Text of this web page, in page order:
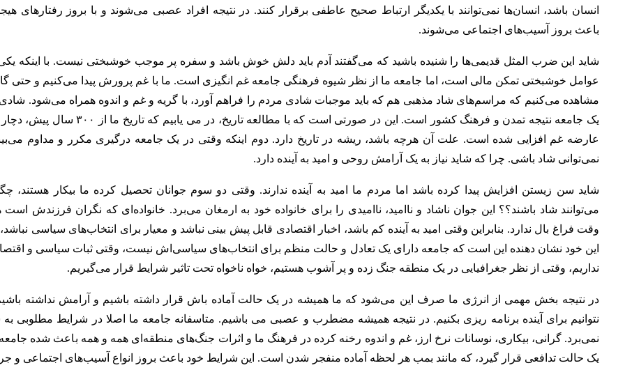
انسان باشد، انسان‌ها نمی‌توانند با یکدیگر ارتباط صحیح عاطفی برقرار کنند. در نتیجه افراد عصبی می‌شوند و با بروز رفتارهای
باعث بروز آسیب‌های اجتماعی می‌شوند.
شاید این ضرب المثل قدیمی‌ها را شنیده باشید که می‌گفتند آدم باید دلش خوش باشد و سفره پر موجب خوشبختی نیست. با اینکه یکی
عوامل خوشبختی تمکن مالی است، اما جامعه ما از نظر شیوه فرهنگی جامعه غم انگیزی است. ما با غم پرورش پیدا می‌کنیم و حتی
مشاهده می‌کنیم که مراسم‌های شاد مذهبی هم که باید موجبات شادی مردم را فراهم آورد، با گریه و غم و اندوه همراه می‌شود. شادی
یک جامعه نتیجه تمدن و فرهنگ کشور است. این در صورتی است که با مطالعه تاریخ، در می یابیم که تاریخ ما
عارضه غم افزایی شده است. علت آن هرچه باشد، ریشه در تاریخ دارد. دوم اینکه وقتی در یک جامعه درگیری مکرر و مداوم
نمی‌توانی شاد باشی. چرا که شاید نیاز به یک آرامش روحی و امید به آینده دارد.
شاید سن زیستن افزایش پیدا کرده باشد اما مردم ما امید به آینده ندارند. وقتی دو سوم جوانان تحصیل کرده ما بیکار هستند،
می‌توانند شاد باشند؟؟ این جوان ناشاد و ناامید، ناامیدی را برای خانواده خود به ارمغان می‌برد. خانواده‌ای که نگران فرزندش است
وقت فراغ بال ندارد. بنابراین وقتی امید به آینده کم باشد، اخبار اقتصادی قابل پیش بینی نباشد و معیار برای انتخاب‌های سیاسی
این خود نشان دهنده این است که جامعه دارای یک تعادل و حالت منظم برای انتخاب‌های سیاسی‌اش نیست، وقتی ثبات سیاسی و
نداریم، وقتی از نظر جغرافیایی در یک منطقه جنگ زده و پر آشوب هستیم، خواه ناخواه تحت تاثیر شرایط قرار می‌گیریم.
در نتیجه بخش مهمی از انرژی ما صرف این می‌شود که ما همیشه در یک حالت آماده باش قرار داشته باشیم و آرامش نداشته
نتوانیم برای آینده برنامه ریزی بکنیم. در نتیجه همیشه مضطرب و عصبی می باشیم. متاسفانه جامعه ما اصلا در شرایط مطلوبی به
نمی‌برد. گرانی، بیکاری، نوسانات نرخ ارز، غم و اندوه رخنه کرده در فرهنگ ما و اثرات جنگ‌های منطقه‌ای همه و همه باعث شده جامعه
یک حالت تدافعی قرار گیرد، که مانند بمب هر لحظه آماده منفجر شدن است. این شرایط خود باعث بروز انواع آسیب‌های اجتماعی و